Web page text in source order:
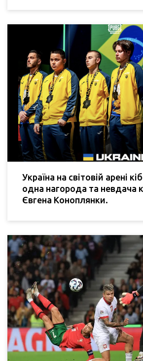
Україна на світовій арені
одна нагорода та невдача
Євгена Коноплянки.